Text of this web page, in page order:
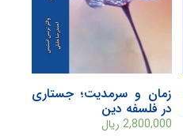
زمان و سرمدیت؛ جستاری
در فلسفه دین
2,800,000 ریال